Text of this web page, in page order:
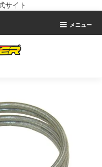
サイト
メニュー